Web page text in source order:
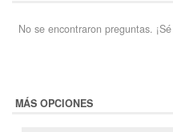
No se encontraron preguntas.
MÁS OPCIONES